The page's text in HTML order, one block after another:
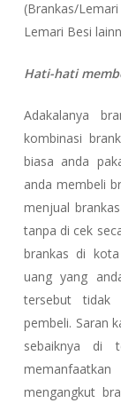
(Brankas/
Lemari Besi
Hati-hati
Adakalanya
kombinasi
biasa anda
anda membeli
menjual
tanpa di cek
brankas di
uang yang
tersebut tidak
pembeli. Saran
sebaiknya di
mengangkut